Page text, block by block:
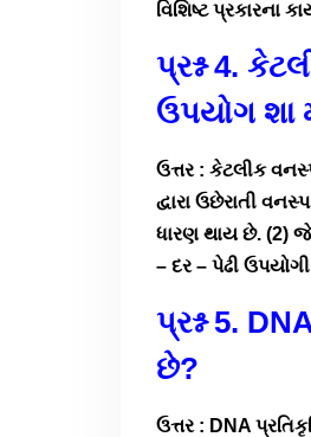
વિશિષ્ટ પ્રકારના
પ્રશ્ન 4.
ઉપયોગ શા
ઉત્તર : કેટલીક
દ્વારા ઉછેરાતી
ધારણ થાય છે. (2)
– દર – પેઢી
પ્રશ્ન 5.
છે?
ઉત્તર : DNA